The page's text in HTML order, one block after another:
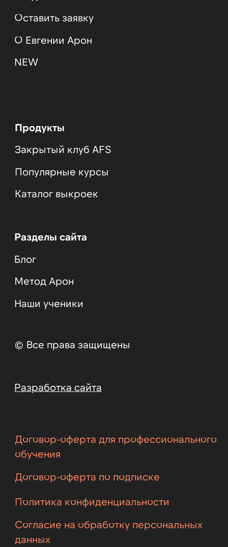
Политика конфиденциальности
Согласие на получение
Согласие на обработку персональных
данных
Договор-оферта по подписке
© Все права защищены
*Лицензия на осуществление образовательной деятельности от 27.04.2024 №Л035-
773132022426 и нажмите «Поиск»
Продукты
Закрытый клуб AFS
Каталог выкроек
Разделы сайта
NEW
ИНН: 861028450839
Адрес: Республика Казахстан, Алматинская область, Талгарский район,